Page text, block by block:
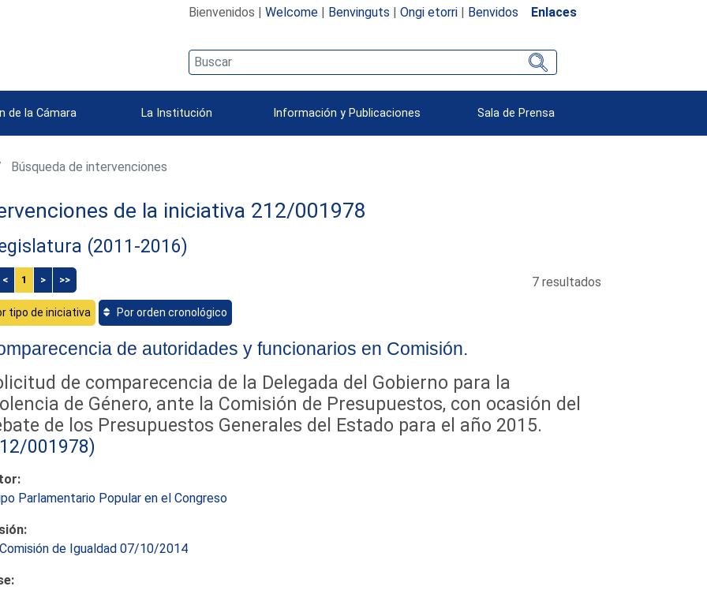
Bienvenidos | Welcome| Benvinguts | Ongi etorri| Benvidos Enlaces
de la Cámara La Institución Información y Publicaciones Sala de Prensa
Búsqueda de intervenciones
de la iniciativa 212/001978
(2011-2016)
< 1 > >>
tipo de iniciativa Por orden cronológico
7 resultados
de autoridades y funcionarios en Comisión.
de comparecencia de la Delegada del Gobierno para la
de Género, ante la Comisión de Presupuestos, con ocasión del
de los Presupuestos Generales del Estado para el año 2015.
001978)
Parlamentario Popular en el Congreso
Comisión de Igualdad 07/10/2014